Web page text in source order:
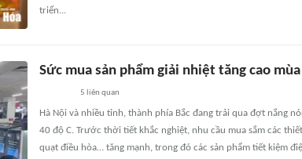
triển...
Sức mua sản phẩm giải nhiệt tăng cao
5 liên quan
Hà Nội và nhiều tỉnh, thành phía Bắc đang trải qua đợt nắng
40 độ C. Trước thời tiết khắc nghiệt, nhu cầu mua sắm các
quạt điều hòa… tăng mạnh, trong đó các sản phẩm tiết kiệm